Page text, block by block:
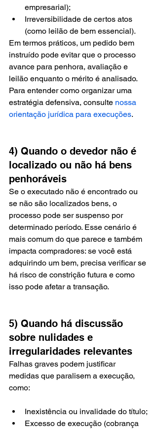
empresarial);
Irreversibilidade de certos atos
(como leilão de bem essencial).
Em termos práticos, um pedido bem
instruído pode evitar que o processo
avance para penhora, avaliação e
leilão enquanto o mérito é analisado.
Para entender como organizar uma
estratégia defensiva, consulte nossa
orientação jurídica para execuções.
4) Quando o devedor não é
localizado ou não há bens
penhoráveis
Se o executado não é encontrado ou
se não são localizados bens, o
processo pode ser suspenso por
determinado período. Esse cenário é
mais comum do que parece e também
impacta compradores: se você está
adquirindo um bem, precisa verificar se
há risco de constrição futura e como
isso pode afetar a transação.
5) Quando há discussão
sobre nulidades e
irregularidades relevantes
Falhas graves podem justificar
medidas que paralisem a execução,
como:
Inexistência ou invalidade do título;
Excesso de execução (cobrança